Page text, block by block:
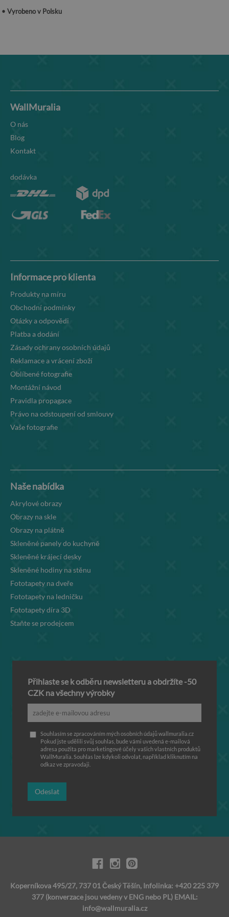
• Vyrobeno v Polsku
WallMuralia
O nás
Blog
Kontakt
dodávka
Informace pro klienta
Produkty na míru
Obchodní podmínky
Otázky a odpovědi
Platba a dodání
Zásady ochrany osobních údajů
Reklamace a vrácení zboží
Oblíbené fotografie
Montážní návod
Pravidla propagace
Právo na odstoupení od smlouvy
Vaše fotografie
Naše nabídka
Akrylové obrazy
Obrazy na skle
Obrazy na plátně
Skleněné panely do kuchyně
Skleněné krájecí desky
Skleněné hodiny na stěnu
Fototapety na dveře
Fototapety na ledničku
Fototapety díra 3D
Staňte se prodejcem
Přihlaste se k odběru newsletteru a obdržíte -50
CZK na všechny výrobky
Souhlasím se zpracováním mých osobních údajů wallmuralia.cz
Pokud jste udělili svůj souhlas, bude vámi uvedená e-mailová
adresa použita pro marketingové účely vašich vlastních produktů
WallMuralia. Souhlas lze kdykoli odvolat, například kliknutím na
odkaz ve zpravodaji.
Odeslat
Koperníkova 495/27, 737 01 Český Těšín, Infolinka: +420 225 379
377 (konverzace jsou vedeny v ENG nebo PL) EMAIL:
info@wallmuralia.cz